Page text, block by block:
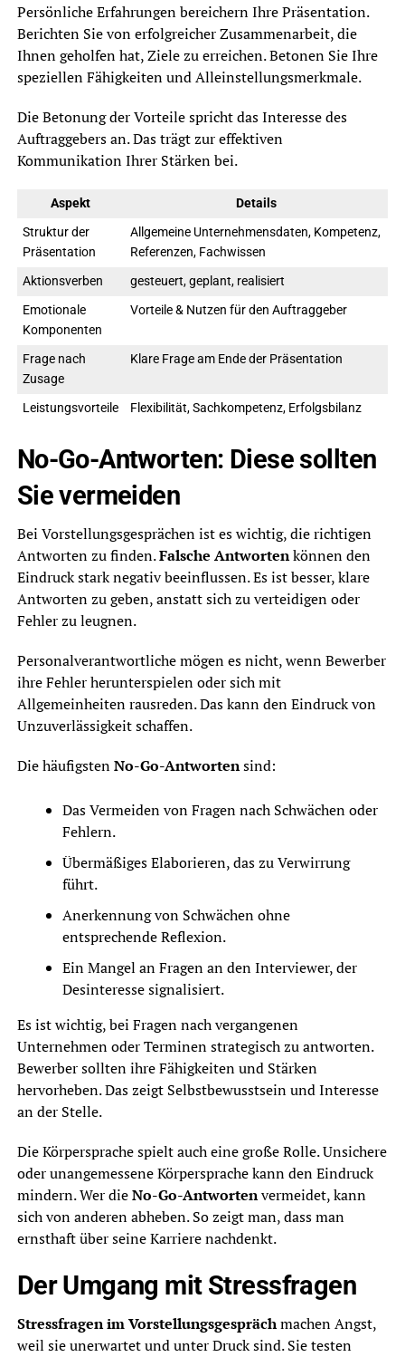
Persönliche Erfahrungen bereichern Ihre Präsentation.
Berichten Sie von erfolgreicher Zusammenarbeit, die
Ihnen geholfen hat, Ziele zu erreichen. Betonen Sie Ihre
speziellen Fähigkeiten und Alleinstellungsmerkmale.
Die Betonung der Vorteile spricht das Interesse des
Auftraggebers an. Das trägt zur effektiven
Kommunikation Ihrer Stärken bei.
Aspekt
Details
Struktur der
Präsentation
Allgemeine Unternehmensdaten, Kompetenz,
Referenzen, Fachwissen
Aktionsverben
gesteuert, geplant, realisiert
Emotionale
Komponenten
Vorteile & Nutzen für den Auftraggeber
Frage nach
Zusage
Klare Frage am Ende der Präsentation
Leistungsvorteile Flexibilität, Sachkompetenz, Erfolgsbilanz
No-Go-Antworten: Diese sollten
Sie vermeiden
Bei Vorstellungsgesprächen ist es wichtig, die richtigen
Antworten zu finden.Falsche Antwortenkönnen den
Eindruck stark negativ beeinflussen. Es ist besser, klare
Antworten zu geben, anstatt sich zu verteidigen oder
Fehler zu leugnen.
Personalverantwortliche mögen es nicht, wenn Bewerber
ihre Fehler herunterspielen oder sich mit
Allgemeinheiten rausreden. Das kann den Eindruck von
Unzuverlässigkeit schaffen.
Die häufigstenNo-Go-Antwortensind:
Das Vermeiden von Fragen nach Schwächen oder
Fehlern.
Übermäßiges Elaborieren, das zu Verwirrung
führt.
Anerkennung von Schwächen ohne
entsprechende Reflexion.
Ein Mangel an Fragen an den Interviewer, der
Desinteresse signalisiert.
Es ist wichtig, bei Fragen nach vergangenen
Unternehmen oder Terminen strategisch zu antworten.
Bewerber sollten ihre Fähigkeiten und Stärken
hervorheben. Das zeigt Selbstbewusstsein und Interesse
an der Stelle.
Die Körpersprache spielt auch eine große Rolle. Unsichere
oder unangemessene Körpersprache kann den Eindruck
mindern. Wer dieNo-Go-Antwortenvermeidet, kann
sich von anderen abheben. So zeigt man, dass man
ernsthaft über seine Karriere nachdenkt.
Der Umgang mit Stressfragen
Stressfragen im Vorstellungsgesprächmachen Angst,
weil sie unerwartet und unter Druck sind. Sie testen